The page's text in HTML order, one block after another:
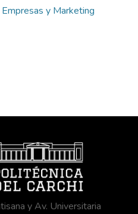
y Marketing
y Av. Universitaria